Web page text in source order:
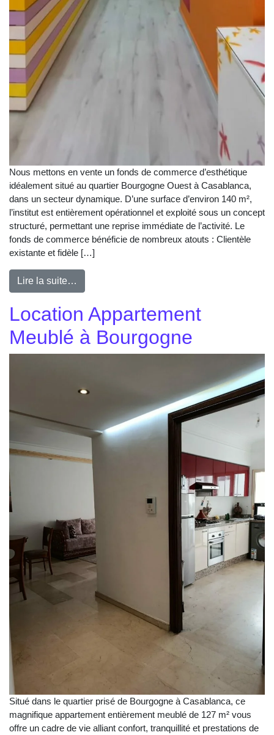
Nous mettons en vente un fonds de commerce d’esthétique
idéalement situé au quartier Bourgogne Ouest à Casablanca,
dans un secteur dynamique. D’une surface d’environ 140 m²,
l’institut est entièrement opérationnel et exploité sous un concept
structuré, permettant une reprise immédiate de l’activité. Le
fonds de commerce bénéficie de nombreux atouts : Clientèle
existante et fidèle […]
Lire la suite…
Location Appartement
Meublé à Bourgogne
Situé dans le quartier prisé de Bourgogne à Casablanca, ce
magnifique appartement entièrement meublé de 127 m² vous
offre un cadre de vie alliant confort, tranquillité et prestations de